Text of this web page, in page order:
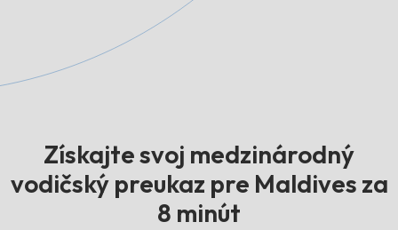
Získajte svoj medzinárodný
vodičský preukaz pre Maldives za
8 minút